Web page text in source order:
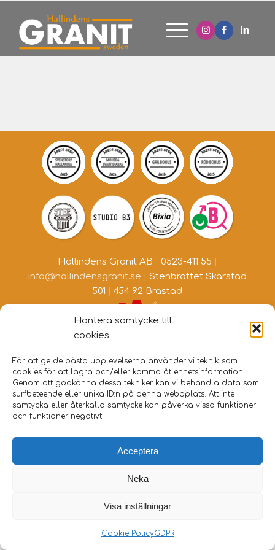
Hantera samtycke till
cookies
För att ge de bästa upplevelserna använder vi teknik som
cookies för att lagra och/eller komma åt enhetsinformation.
Genom att godkänna dessa tekniker kan vi behandla data som
surfbeteende eller unika ID:n på denna webbplats. Att inte
samtycka eller återkalla samtycke kan påverka vissa funktioner
och funktioner negativt.
Acceptera
Neka
Visa inställningar
Cookie PolicyGDPR
Hallindens Granit AB 0523-411 55|
info@hallindensgranit.se
Stenbrottet Skarstad
501 |454 92 Brastad